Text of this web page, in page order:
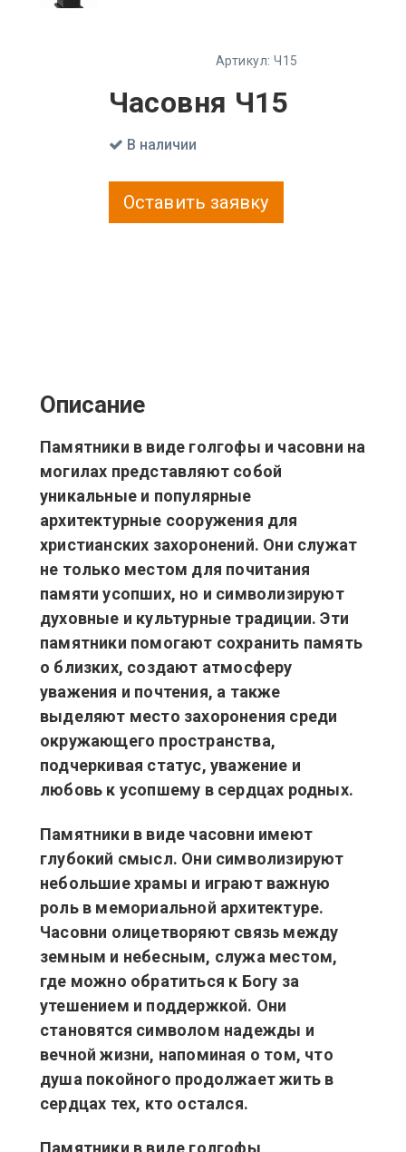
Артикул: Ч15
Часовня Ч15
В наличии
Оставить заявку
Описание
Памятники в виде голгофы и часовни на
могилах представляют собой
уникальные и популярные
архитектурные сооружения для
христианских захоронений. Они служат
не только местом для почитания
памяти усопших, но и символизируют
духовные и культурные традиции. Эти
памятники помогают сохранить память
о близких, создают атмосферу
уважения и почтения, а также
выделяют место захоронения среди
окружающего пространства,
подчеркивая статус, уважение и
любовь к усопшему в сердцах родных.
Памятники в виде часовни имеют
глубокий смысл. Они символизируют
небольшие храмы и играют важную
роль в мемориальной архитектуре.
Часовни олицетворяют связь между
земным и небесным, служа местом,
где можно обратиться к Богу за
утешением и поддержкой. Они
становятся символом надежды и
вечной жизни, напоминая о том, что
душа покойного продолжает жить в
сердцах тех, кто остался.